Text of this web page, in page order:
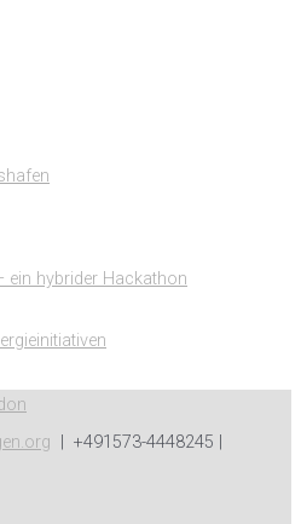
ein hybrider Hackathon
| +491573-4448245 |